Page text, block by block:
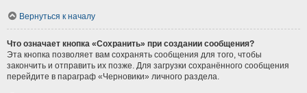
Вернуться к началу
Что означает кнопка «Сохранить» при создании сообщения?
Эта кнопка позволяет вам сохранять сообщения для того, чтобы
закончить и отправить их позже. Для загрузки сохранённого сообщения
перейдите в параграф «Черновики» личного раздела.